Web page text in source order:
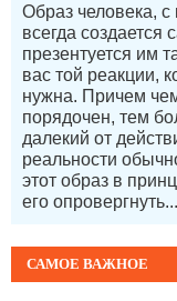
САМОЕ ВАЖНОЕ
Образ человека,
всегда создается
презентуется им
вас той реакции,
нужна. Причем
порядочен, тем
далекий от
реальности
этот образ в
его опровергнуть...